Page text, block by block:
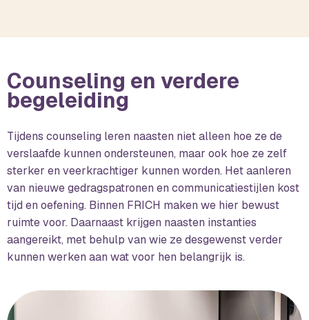
Counseling en verdere
begeleiding
Tijdens counseling leren naasten niet alleen hoe ze de
verslaafde kunnen ondersteunen, maar ook hoe ze zelf
sterker en veerkrachtiger kunnen worden. Het aanleren
van nieuwe gedragspatronen en communicatiestijlen kost
tijd en oefening. Binnen FRICH maken we hier bewust
ruimte voor. Daarnaast krijgen naasten instanties
aangereikt, met behulp van wie ze desgewenst verder
kunnen werken aan wat voor hen belangrijk is.